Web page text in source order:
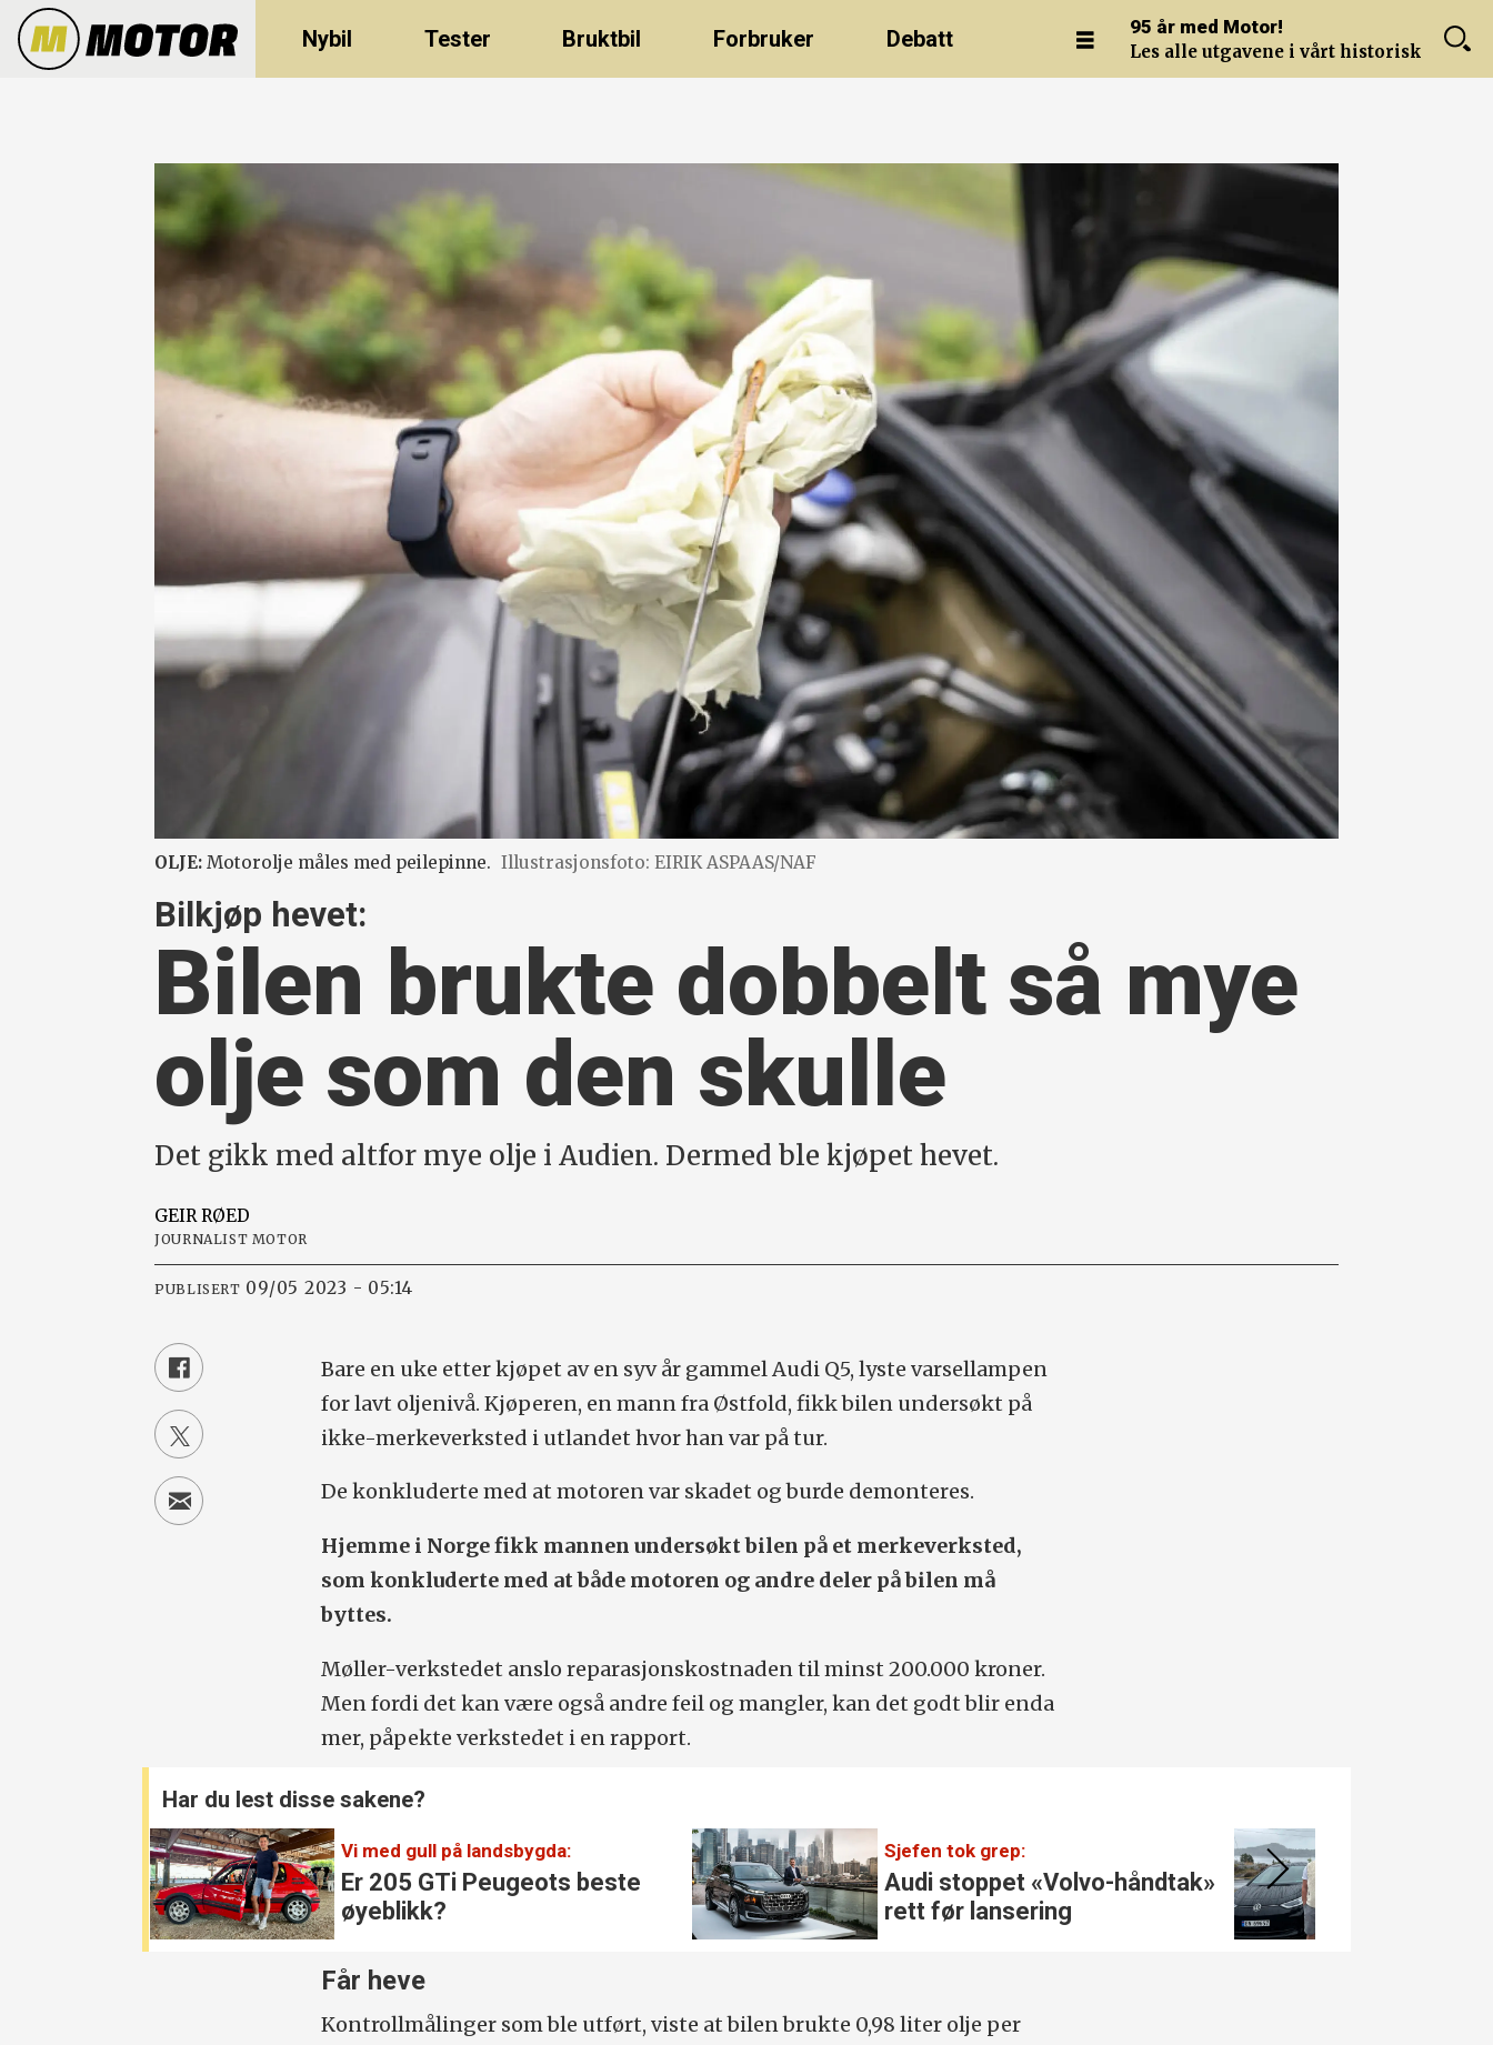
Nybil Tester Bruktbil Forbruker Debatt 95 år med Motor!
Les alle utgavene i vårt historiske arkiv.
OLJE: Motorolje måles med peilepinne. Illustrasjonsfoto: EIRIK ASPAAS/NAF
Bilkjøp hevet:
Bilen brukte dobbelt så mye
olje som den skulle
Det gikk med altfor mye olje i Audien. Dermed ble kjøpet hevet.
GEIR RØED
JOURNALIST MOTOR
PUBLISERT 09/05 2023 - 05:14
Bare en uke etter kjøpet av en syv år gammel Audi Q5, lyste varsellampen
for lavt oljenivå. Kjøperen, en mann fra Østfold, fikk bilen undersøkt på
ikke-merkeverksted i utlandet hvor han var på tur.
De konkluderte med at motoren var skadet og burde demonteres.
Hjemme i Norge fikk mannen undersøkt bilen på et merkeverksted,
som konkluderte med at både motoren og andre deler på bilen må
byttes.
Møller-verkstedet anslo reparasjonskostnaden til minst 200.000 kroner.
Men fordi det kan være også andre feil og mangler, kan det godt blir enda
mer, påpekte verkstedet i en rapport.
Har du lest disse sakene?
Vi med gull på landsbygda:
Er 205 GTi Peugeots beste
øyeblikk?
Sjefen tok grep:
Audi stoppet «Volvo-håndtak»
rett før lansering
Får heve
Kontrollmålinger som ble utført, viste at bilen brukte 0,98 liter olje per